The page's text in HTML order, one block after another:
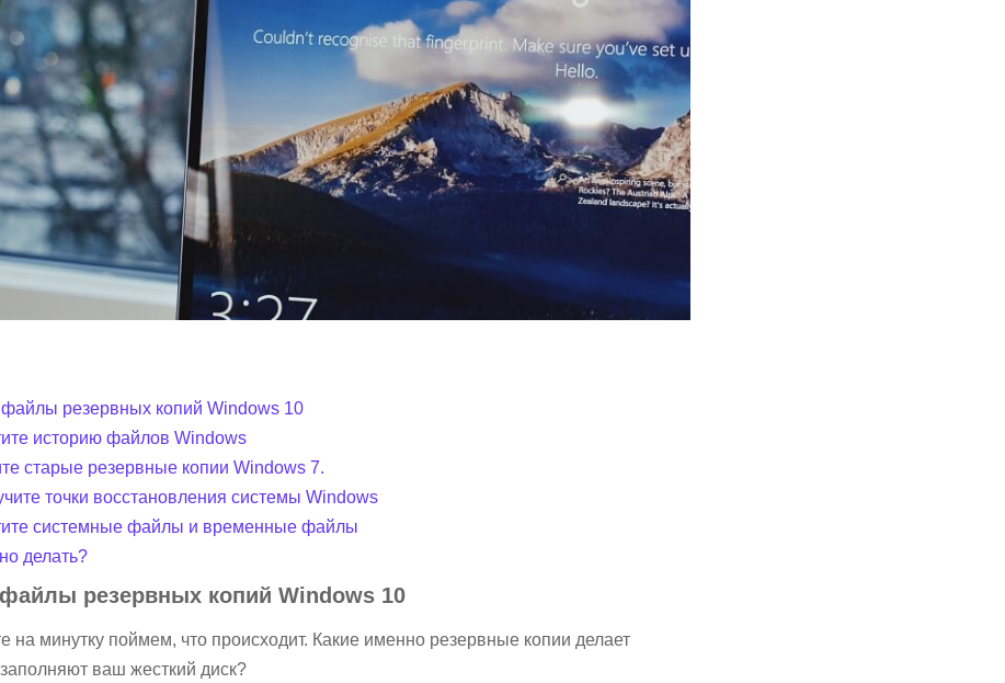
файлы резервных копий Windows 10
историю файлов Windows
старые резервные копии Windows 7.
точки восстановления системы Windows
системные файлы и временные файлы
делать?
резервных копий Windows 10
на минутку поймем, что происходит. Какие именно резервные копии делает
ваш жесткий диск?